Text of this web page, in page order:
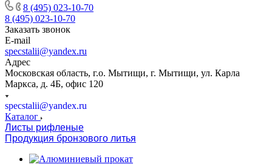
8 (495) 023-10-70
8 (495) 023-10-70
Заказать звонок
E-mail
specstalii@yandex.ru
Адрес
Московская область, г.о. Мытищи, г. Мытищи, ул. Карла
Маркса, д. 4Б, офис 120
specstalii@yandex.ru
Каталог
Листы рифленые
Продукция бронзового литья